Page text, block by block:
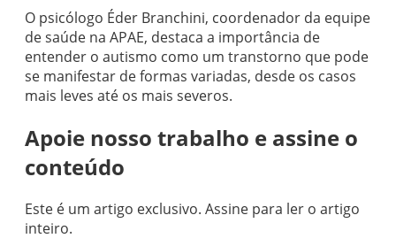
O psicólogo Éder Branchini, coordenador da equipe
de saúde na APAE, destaca a importância de
entender o autismo como um transtorno que pode
se manifestar de formas variadas, desde os casos
mais leves até os mais severos.
Apoie nosso trabalho e assine o
conteúdo
Este é um artigo exclusivo. Assine para ler o artigo
inteiro.